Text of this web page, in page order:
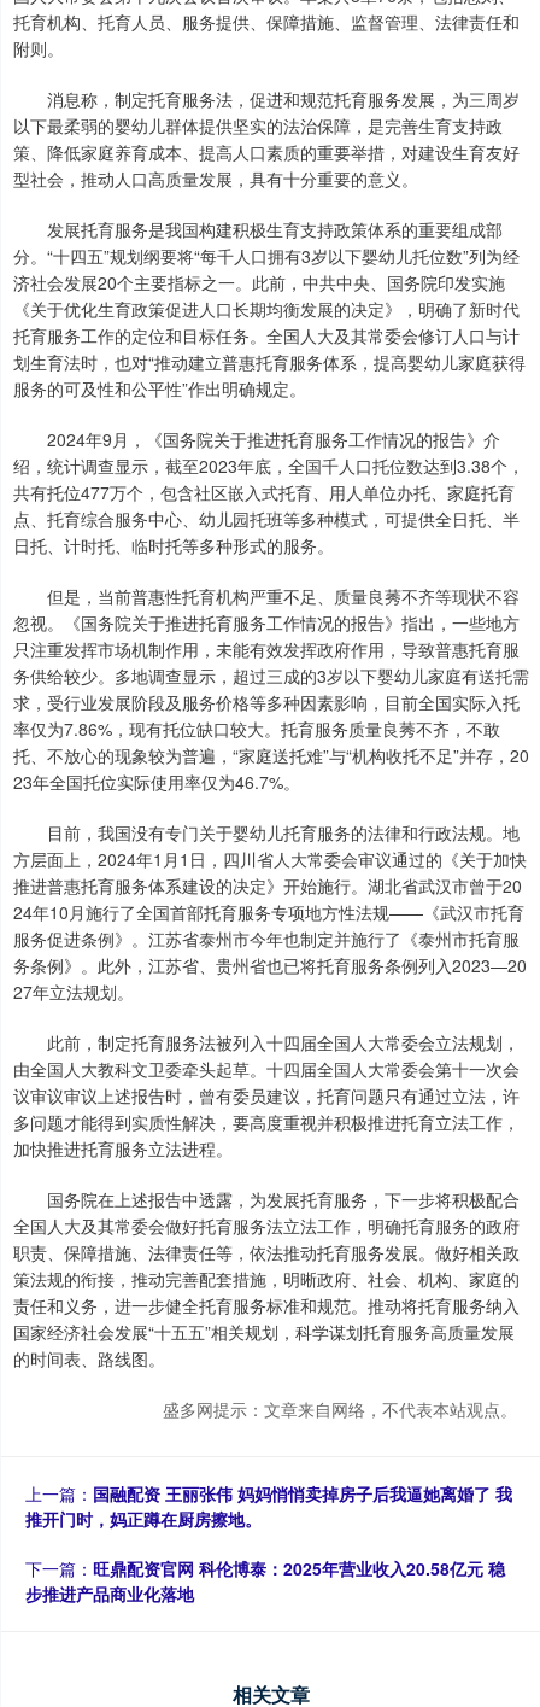
托育机构、托育人员、服务提供、保障措施、监督管理、法律责任和
附则。
消息称，制定托育服务法，促进和规范托育服务发展，为三周岁
以下最柔弱的婴幼儿群体提供坚实的法治保障，是完善生育支持政
策、降低家庭养育成本、提高人口素质的重要举措，对建设生育友好
型社会，推动人口高质量发展，具有十分重要的意义。
发展托育服务是我国构建积极生育支持政策体系的重要组成部
分。“十四五”规划纲要将“每千人口拥有3岁以下婴幼儿托位数”列为经
济社会发展20个主要指标之一。此前，中共中央、国务院印发实施
《关于优化生育政策促进人口长期均衡发展的决定》，明确了新时代
托育服务工作的定位和目标任务。全国人大及其常委会修订人口与计
划生育法时，也对“推动建立普惠托育服务体系，提高婴幼儿家庭获得
服务的可及性和公平性”作出明确规定。
2024年9月，《国务院关于推进托育服务工作情况的报告》介
绍，统计调查显示，截至2023年底，全国千人口托位数达到3.38个，
共有托位477万个，包含社区嵌入式托育、用人单位办托、家庭托育
点、托育综合服务中心、幼儿园托班等多种模式，可提供全日托、半
日托、计时托、临时托等多种形式的服务。
但是，当前普惠性托育机构严重不足、质量良莠不齐等现状不容
忽视。《国务院关于推进托育服务工作情况的报告》指出，一些地方
只注重发挥市场机制作用，未能有效发挥政府作用，导致普惠托育服
务供给较少。多地调查显示，超过三成的3岁以下婴幼儿家庭有送托需
求，受行业发展阶段及服务价格等多种因素影响，目前全国实际入托
率仅为7.86%，现有托位缺口较大。托育服务质量良莠不齐，不敢
托、不放心的现象较为普遍，“家庭送托难”与“机构收托不足”并存，20
23年全国托位实际使用率仅为46.7%。
目前，我国没有专门关于婴幼儿托育服务的法律和行政法规。地
方层面上，2024年1月1日，四川省人大常委会审议通过的《关于加快
推进普惠托育服务体系建设的决定》开始施行。湖北省武汉市曾于20
24年10月施行了全国首部托育服务专项地方性法规——《武汉市托育
服务促进条例》。江苏省泰州市今年也制定并施行了《泰州市托育服
务条例》。此外，江苏省、贵州省也已将托育服务条例列入2023—20
27年立法规划。
此前，制定托育服务法被列入十四届全国人大常委会立法规划，
由全国人大教科文卫委牵头起草。十四届全国人大常委会第十一次会
议审议审议上述报告时，曾有委员建议，托育问题只有通过立法，许
多问题才能得到实质性解决，要高度重视并积极推进托育立法工作，
加快推进托育服务立法进程。
国务院在上述报告中透露，为发展托育服务，下一步将积极配合
全国人大及其常委会做好托育服务法立法工作，明确托育服务的政府
职责、保障措施、法律责任等，依法推动托育服务发展。做好相关政
策法规的衔接，推动完善配套措施，明晰政府、社会、机构、家庭的
责任和义务，进一步健全托育服务标准和规范。推动将托育服务纳入
国家经济社会发展“十五五”相关规划，科学谋划托育服务高质量发展
的时间表、路线图。
盛多网提示：文章来自网络，不代表本站观点。
上一篇： 国融配资 王丽张伟 妈妈悄悄卖掉房子后我逼她离婚了 我
推开门时，妈正蹲在厨房擦地。
下一篇： 旺鼎配资官网 科伦博泰：2025年营业收入20.58亿元 稳
步推进产品商业化落地
相关文章